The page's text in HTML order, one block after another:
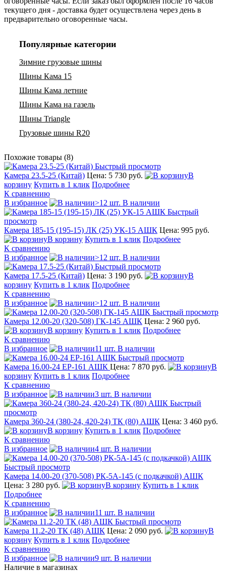
текущего дня - доставка будет осуществлена через день в
предварительно оговоренные часы.
Популярные категории
Зимние грузовые шины
Шины Кама 15
Шины Кама летние
Шины Кама на газель
Шины Triangle
Грузовые шины R20
Похожие товары (8)
Быстрый просмотр
Камера 23.5-25 (Китай) Цена: 5 730 руб.
В
корзину Купить в 1 клик Подробнее
К сравнению
В избранное
>12 шт. В наличии
Быстрый
просмотр
Камера 185-15 (195-15) ЛК (25) УК-15 АШК Цена: 995 руб.
В корзину Купить в 1 клик Подробнее
К сравнению
В избранное
>12 шт. В наличии
Быстрый просмотр
Камера 17.5-25 (Китай) Цена: 3 190 руб.
В
корзину Купить в 1 клик Подробнее
К сравнению
В избранное
>12 шт. В наличии
Быстрый просмотр
Камера 12.00-20 (320-508) ГК-145 АШК Цена: 2 960 руб.
В корзину Купить в 1 клик Подробнее
К сравнению
В избранное
11 шт. В наличии
Быстрый просмотр
Камера 16.00-24 ЕР-161 АШК Цена: 7 870 руб.
В
корзину Купить в 1 клик Подробнее
К сравнению
В избранное
3 шт. В наличии
Быстрый
просмотр
Камера 360-24 (380-24, 420-24) ТК (80) АШК Цена: 3 460 руб.
В корзину Купить в 1 клик Подробнее
К сравнению
В избранное
4 шт. В наличии
Быстрый просмотр
Камера 14.00-20 (370-508) РК-5А-145 (с подкачкой) АШК
Цена: 3 280 руб.
В корзину Купить в 1 клик
Подробнее
К сравнению
В избранное
11 шт. В наличии
Быстрый просмотр
Камера 11.2-20 ТК (48) АШК Цена: 2 090 руб.
В
корзину Купить в 1 клик Подробнее
К сравнению
В избранное
9 шт. В наличии
Наличие в магазинах